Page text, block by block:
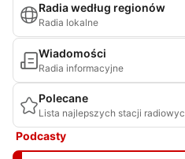
Radia według regionów
Radia lokalne
Wiadomości
Radia informacyjne
Polecane
Lista najlepszych stacji
Podcasty